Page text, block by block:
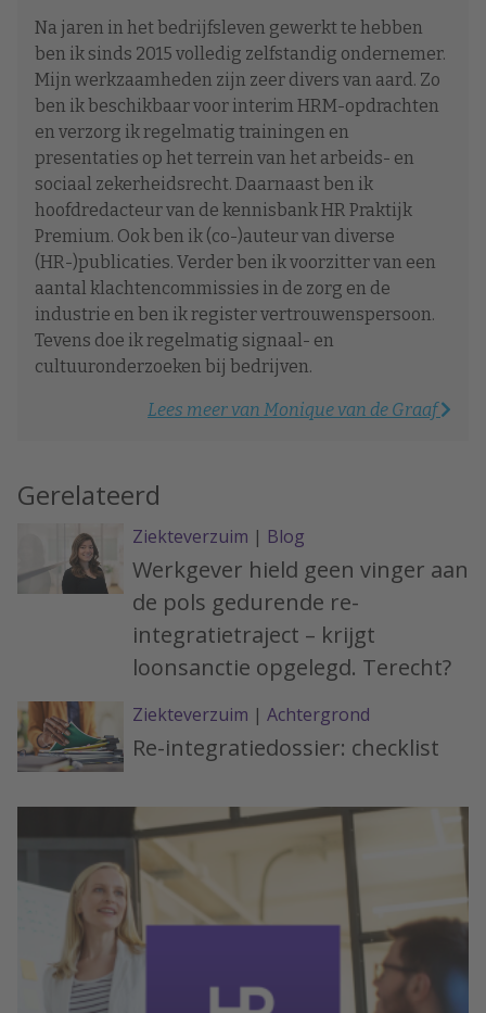
Na jaren in het bedrijfsleven gewerkt te hebben
ben ik sinds 2015 volledig zelfstandig ondernemer.
Mijn werkzaamheden zijn zeer divers van aard. Zo
ben ik beschikbaar voor interim HRM-opdrachten
en verzorg ik regelmatig trainingen en
presentaties op het terrein van het arbeids- en
sociaal zekerheidsrecht. Daarnaast ben ik
hoofdredacteur van de kennisbank HR Praktijk
Premium. Ook ben ik (co-)auteur van diverse
(HR-)publicaties. Verder ben ik voorzitter van een
aantal klachtencommissies in de zorg en de
industrie en ben ik register vertrouwenspersoon.
Tevens doe ik regelmatig signaal- en
cultuuronderzoeken bij bedrijven.
Lees meer van Monique van de Graaf
Gerelateerd
Ziekteverzuim | Blog
Werkgever hield geen vinger aan
de pols gedurende re-
integratietraject – krijgt
loonsanctie opgelegd. Terecht?
Ziekteverzuim | Achtergrond
Re-integratiedossier: checklist